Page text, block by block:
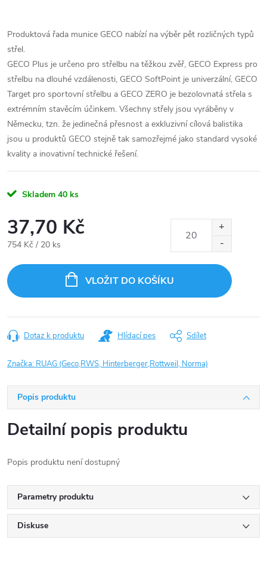
Produktová řada munice GECO nabízí na výběr pět rozličných typů
střel.
GECO Plus je určeno pro střelbu na těžkou zvěř, GECO Express pro
střelbu na dlouhé vzdálenosti, GECO SoftPoint je univerzální, GECO
Target pro sportovní střelbu a GECO ZERO je bezolovnatá střela s
extrémním stavěcím účinkem. Všechny střely jsou vyráběny v
Německu, tzn. že jedinečná přesnost a exkluzivní cílová balistika
jsou u produktů GECO stejně tak samozřejmé jako standard vysoké
kvality a inovativní technické řešení.
Skladem 40 ks
37,70 Kč
Měrná
754 Kč / 20 ks
VLOŽIT DO KOŠÍKU
Dotaz k produktu Hlídací pes Sdílet
Značka: RUAG (Geco,RWS, Hinterberger,Rottweil, Norma)
Popis produktu
Detailní popis produktu
Popis produktu není dostupný
Parametry produktu
Diskuse